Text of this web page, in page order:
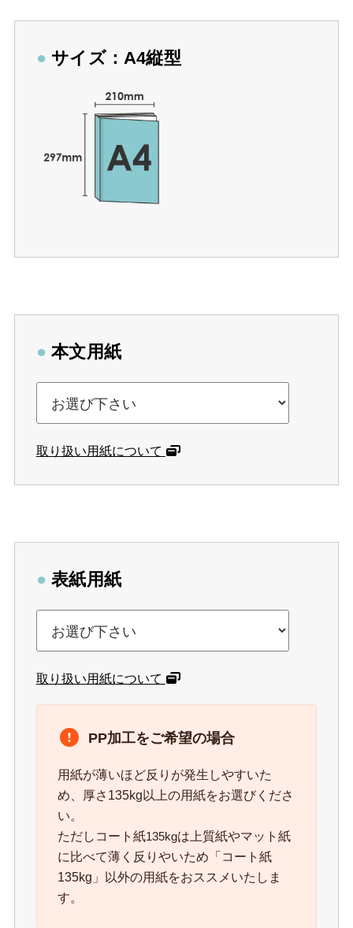
● サイズ：A4縦型
● 本文用紙
取り扱い用紙について
● 表紙用紙
取り扱い用紙について
PP加工をご希望の場合
用紙が薄いほど反りが発生しやすいた
め、厚さ135kg以上の用紙をお選びくださ
い。
ただしコート紙135kgは上質紙やマット紙
に比べて薄く反りやいため「コート紙
135kg」以外の用紙をおススメいたしま
す。